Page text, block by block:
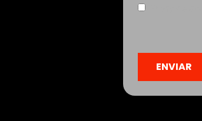
Consentimiento